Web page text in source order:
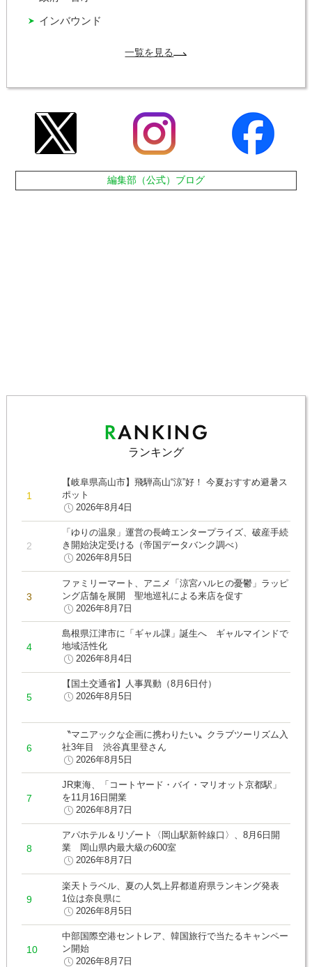
インバウンド
一覧を見る
編集部（公式）ブログ
ランキング
【岐阜県高山市】飛騨高山“涼”好！ 今夏おすすめ避暑ス
ポット
2026年8月4日
「ゆりの温泉」運営の長崎エンタープライズ、破産手続
き開始決定受ける（帝国データバンク調べ）
2026年8月5日
ファミリーマート、アニメ「涼宮ハルヒの憂鬱」ラッピ
ング店舗を展開 聖地巡礼による来店を促す
2026年8月7日
島根県江津市に「ギャル課」誕生へ ギャルマインドで
地域活性化
2026年8月4日
【国土交通省】人事異動（8月6日付）
2026年8月5日
〝マニアックな企画に携わりたい〟クラブツーリズム入
社3年目 渋谷真里登さん
2026年8月5日
JR東海、「コートヤード・バイ・マリオット京都駅」
を11月16日開業
2026年8月7日
アパホテル＆リゾート〈岡山駅新幹線口〉、8月6日開
業 岡山県内最大級の600室
2026年8月7日
楽天トラベル、夏の人気上昇都道府県ランキング発表
1位は奈良県に
2026年8月5日
中部国際空港セントレア、韓国旅行で当たるキャンペー
ン開始
2026年8月7日